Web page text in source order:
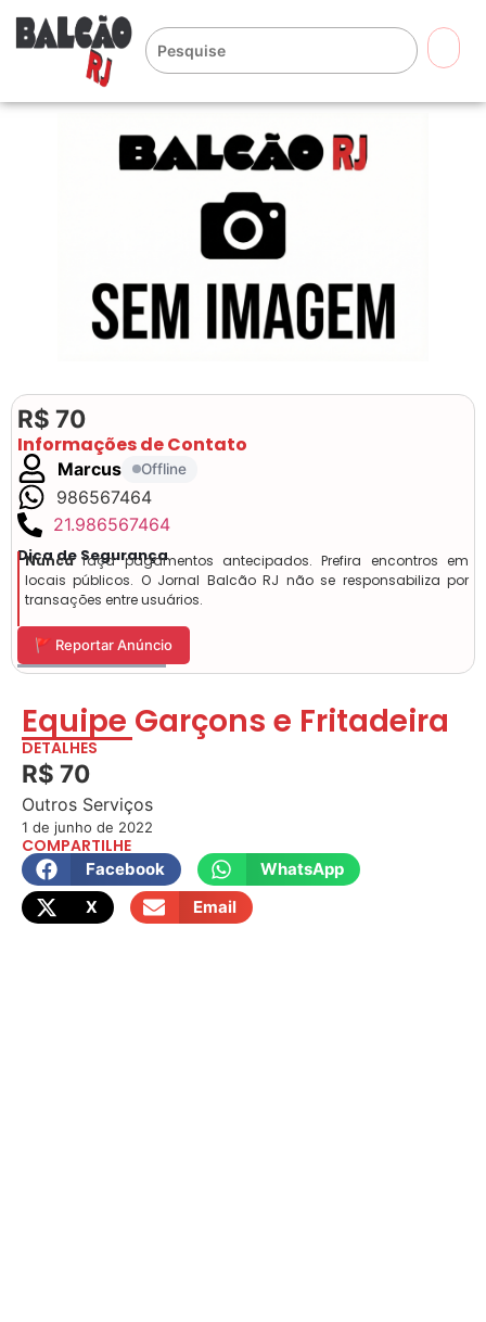
R$ 70
Informações de Contato
Marcus Offline
986567464
21.986567464
Dica de Segurança
Nuncafaça pagamentos antecipados. Prefira encontros em
locais públicos. O Jornal Balcão RJ não se responsabiliza por
transações entre usuários.
🚩 Reportar Anúncio
Equipe Garçons e Fritadeira
DETALHES
R$ 70
Outros Serviços
1 de junho de 2022
COMPARTILHE
Facebook
WhatsApp
X
Email